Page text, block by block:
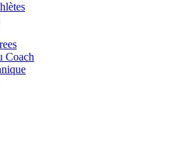
Coach